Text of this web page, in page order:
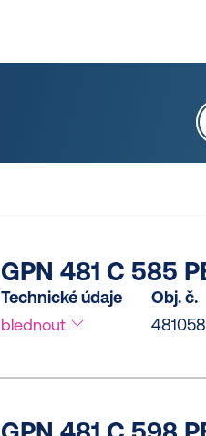
GPN 481 C 585
Technické údaje
blednout
Obj. č.